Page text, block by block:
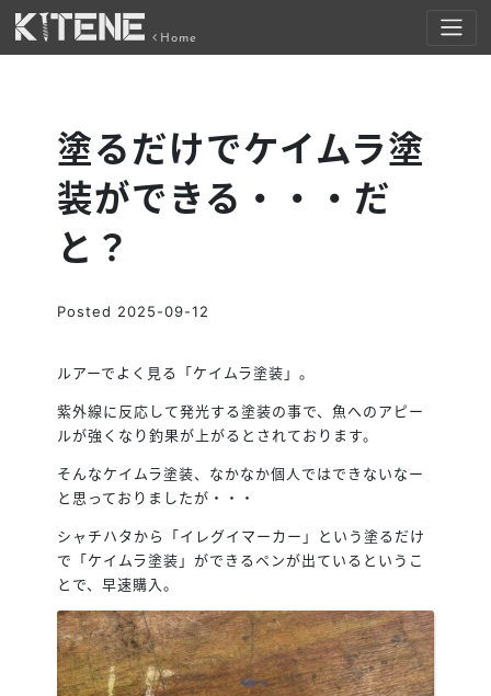
Home
塗るだけでケイムラ塗
装ができる・・・だ
と？
Posted 2025-09-12
ルアーでよく見る「ケイムラ塗装」。
紫外線に反応して発光する塗装の事で、魚へのアピー
ルが強くなり釣果が上がるとされております。
そんなケイムラ塗装、なかなか個人ではできないなー
と思っておりましたが・・・
シャチハタから「イレグイマーカー」という塗るだけ
で「ケイムラ塗装」ができるペンが出ているというこ
とで、早速購入。